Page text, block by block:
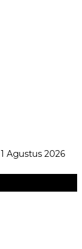
1 Agustus 2026